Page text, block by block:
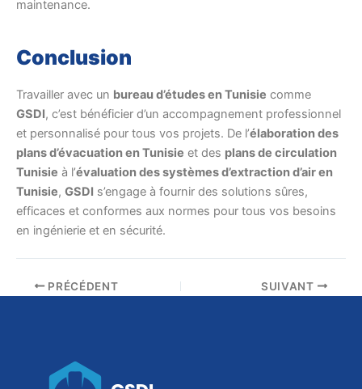
maintenance.
Conclusion
Travailler avec un bureau d’études en Tunisie comme
GSDI, c’est bénéficier d’un accompagnement professionnel
et personnalisé pour tous vos projets. De l’élaboration des
plans d’évacuation en Tunisie et des plans de circulation
Tunisie à l’évaluation des systèmes d’extraction d’air en
Tunisie, GSDI s’engage à fournir des solutions sûres,
efficaces et conformes aux normes pour tous vos besoins
en ingénierie et en sécurité.
PRÉCÉDENT SUIVANT